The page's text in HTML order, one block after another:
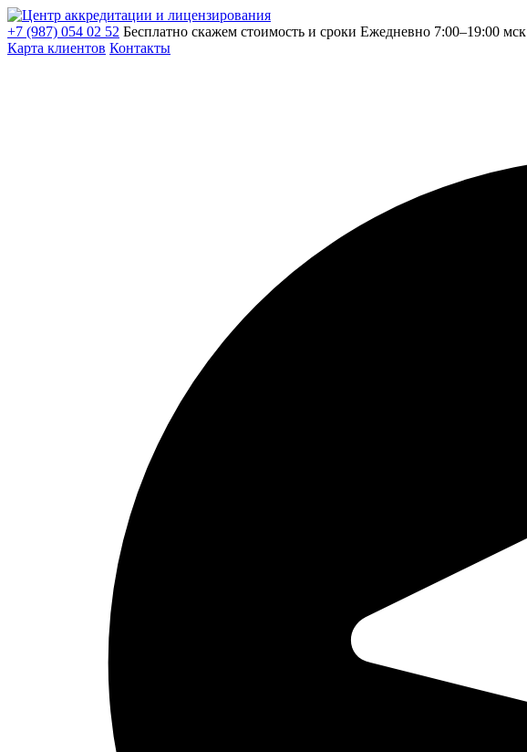
+7 (987) 054 02 52 Бесплатно скажем стоимость и сроки Ежедневно 7:00–19:00 мск
Карта клиентов Контакты